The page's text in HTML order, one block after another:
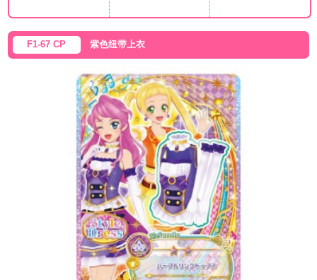
F1-67 CP 紫色纽带上衣